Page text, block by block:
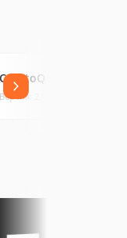
CryptoQuote
Версия: 2.1 (0.81 МБ)